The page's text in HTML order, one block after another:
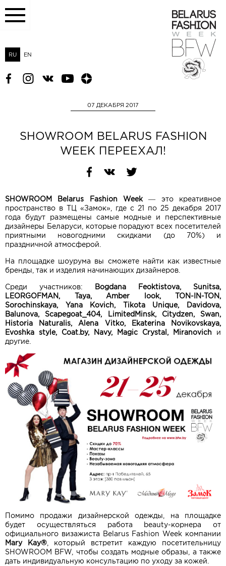
RU EN
07 ДЕКАБРЯ 2017
SHOWROOM BELARUS FASHION
WEEK ПЕРЕЕХАЛ!
SHOWROOM Belarus Fashion Week— это креативное
пространство в ТЦ «Замок», где с 21 по 25 декабря 2017
года будут размещены самые модные и перспективные
дизайнеры Беларуси, которые порадуют всех посетителей
приятными новогодними скидками (до 70%) и
праздничной атмосферой.
На площадке шоурума вы сможете найти как известные
бренды, так и изделия начинающих дизайнеров.
Среди участников: Bogdana Feoktistova, Sunitsa,
LEORGOFMAN, Taya, Amber look, TON-IN-TON,
Sorochinskaya, Yana Kovich, Tikota Unique, Davidova,
Balunova, Scapegoat_404, LimitedMinsk, Citydzen, Swan,
Historia Naturalis, Alena Vitko, Ekaterina Novikovskaya,
Evoshka style, Coat.by, Navy, Magic Crystal, Miranovich и
другие.
Помимо продажи дизайнерской одежды, на площадке
будет осуществляться работа beauty-корнера от
официального визажиста Belarus Fashion Week компании
Mary Kay®, который встретит каждую посетительницу
SHOWROOM BFW, чтобы создать модные образы, а также
дать индивидуальную консультацию по уходу за кожей.